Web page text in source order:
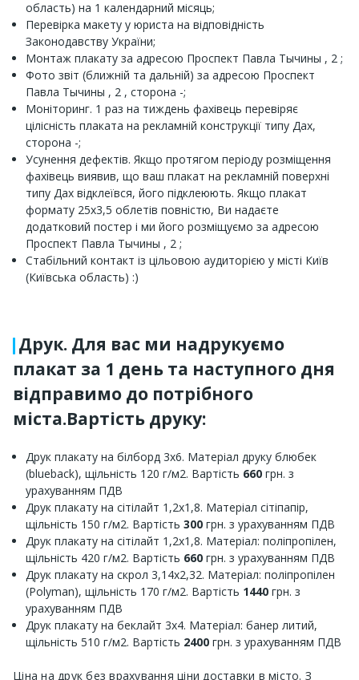
область) на 1 календарний місяць;
Перевірка макету у юриста на відповідність
Законодавству України;
Монтаж плакату за адресою Проспект Павла Тычины , 2 ;
Фото звіт (ближній та дальній) за адресою Проспект
Павла Тычины , 2 , сторона -;
Моніторинг. 1 раз на тиждень фахівець перевіряє
цілісність плаката на рекламній конструкції типу Дах,
сторона -;
Усунення дефектів. Якщо протягом періоду розміщення
фахівець виявив, що ваш плакат на рекламній поверхні
типу Дах відклеївся, його підклеюють. Якщо плакат
формату 25x3,5 облетів повністю, Ви надаєте
додатковий постер і ми його розміщуємо за адресою
Проспект Павла Тычины , 2 ;
Стабільний контакт із цільовою аудиторією у місті Київ
(Київська область) :)
Друк. Для вас ми надрукуємо
плакат за 1 день та наступного дня
відправимо до потрібного
міста.Вартість друку:
Друк плакату на білборд 3х6. Матеріал друку блюбек
(blueback), щільність 120 г/м2. Вартість 660 грн. з
урахуванням ПДВ
Друк плакату на сітілайт 1,2х1,8. Матеріал сітіпапір,
щільність 150 г/м2. Вартість 300 грн. з урахуванням ПДВ
Друк плакату на сітілайт 1,2х1,8. Матеріал: поліпропілен,
щільність 420 г/м2. Вартість 660 грн. з урахуванням ПДВ
Друк плакату на скрол 3,14х2,32. Матеріал: поліпропілен
(Polyman), щільність 170 г/м2. Вартість 1440 грн. з
урахуванням ПДВ
Друк плакату на беклайт 3х4. Матеріал: банер литий,
щільність 510 г/м2. Вартість 2400 грн. з урахуванням ПДВ
Ціна на друк без врахування ціни доставки в місто. З